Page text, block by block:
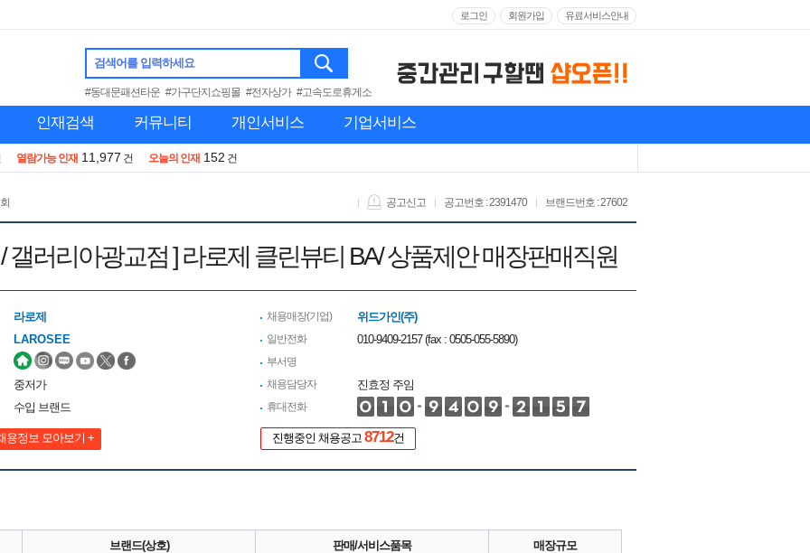
로그인 회원가입 유료서비스안내
검색어를 입력하세요
#동대문패션타운 #가구단지쇼핑몰 #전자상가 #고속도로휴게소
인재검색 커뮤니티 개인서비스 기업서비스
열람가능 인재 11,977 건 오늘의 인재 152 건
브랜드번호 : 27602
공고번호 : 2391470
공고신고
갤러리아광교점 ] 라로제 클린뷰티 BA/ 상품제안 매장판매직원
라로제
LAROSEE
중저가
수입 브랜드
용정보 모아보기 +
채용매장(기업) 위드가인(주)
일반전화 010-9409-2157 (fax : 0505-055-5890)
부서명
채용담당자
진효정 주임
휴대전화
진행중인 채용공고 8712건
브랜드(상호) 판매/서비스품목 매장규모